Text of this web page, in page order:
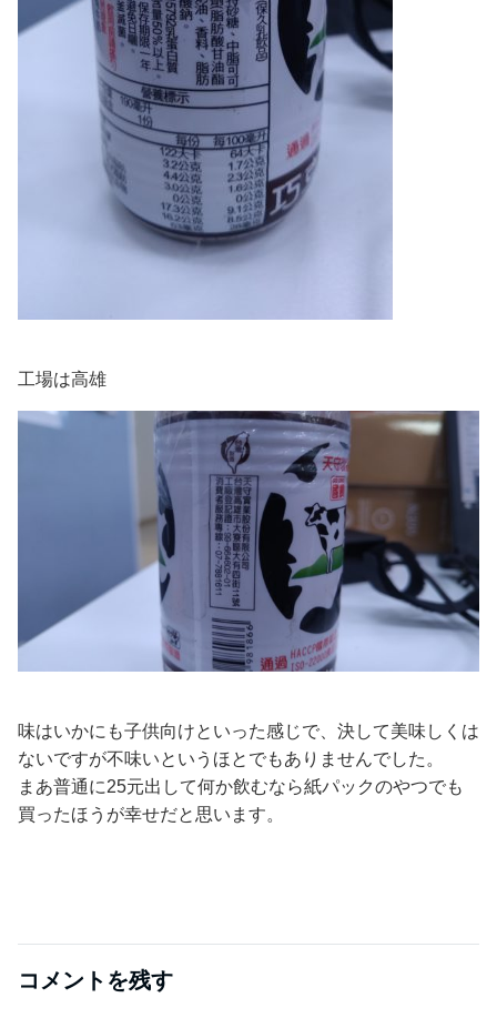
工場は高雄
味はいかにも子供向けといった感じで、決して美味しくは
ないですが不味いというほとでもありませんでした。
まあ普通に25元出して何か飲むなら紙パックのやつでも
買ったほうが幸せだと思います。
コメントを残す